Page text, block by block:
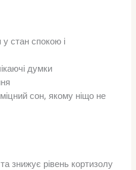
стан спокою і
думки
сон, якому ніщо не
знижує рівень кортизолу